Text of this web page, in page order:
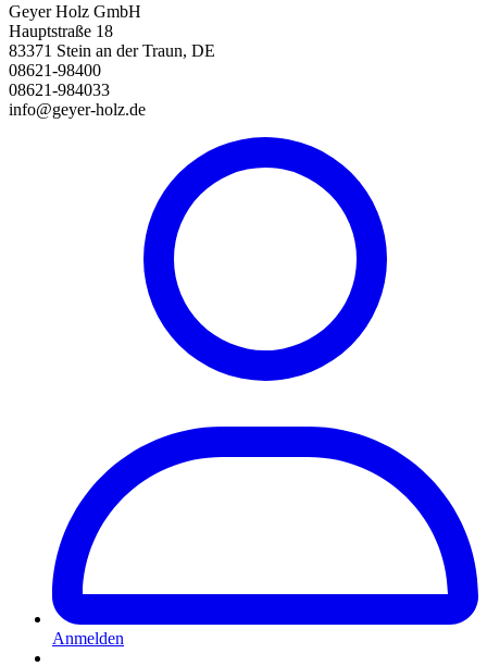
Geyer Holz GmbH
Hauptstraße 18
83371 Stein an der Traun, DE
08621-98400
08621-984033
info@geyer-holz.de
Anmelden